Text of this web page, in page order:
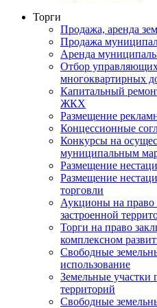
Торги
Продажа, аренда
Продажа
Аренда
Отбор
многоквартирных
Капитальный
ЖКХ
Размещение
Концессионные
Конкурсы на
муниципальным
Размещение
Размещение
торговли
Аукционы на право
застроенной
Торги на право
комплексном
Свободные
использование
Земельные участки
территорий
Свободные